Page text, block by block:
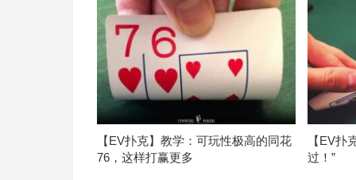
【EV扑克】教学：可玩性极高的同花
76，这样打赢更多
【EV扑
过！”